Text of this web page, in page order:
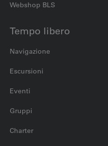
Webshop BLS
Tempo libero
Navigazione
Escursioni
Eventi
Gruppi
Charter